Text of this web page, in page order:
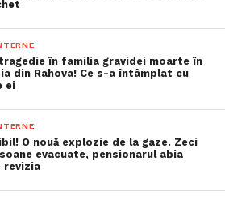
în familia gravidei moarte în
din Rahova! Ce s-a întâmplat cu
ei
O nouă explozie de la gaze. Zeci
evacuate, pensionarul abia
revizia